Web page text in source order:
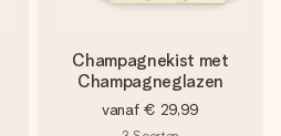
Champagnekist met
Champagneglazen
vanaf € 29,99